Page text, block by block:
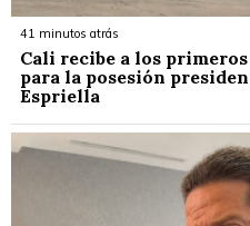
41 minutos atrás
Cali recibe a los
para la posesión
Espriella